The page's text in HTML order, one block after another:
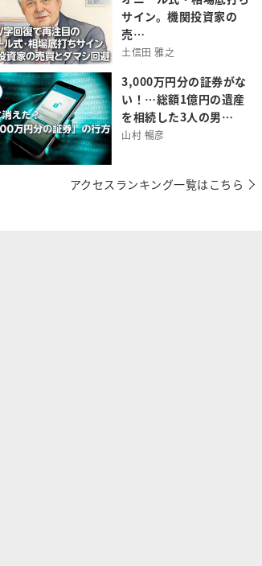
サイン。機関投資家の
売…
土信田 雅之
3,000万円分の証券がな
い！…総額1億円の遺産
を相続した3人の男…
山村 暢彦
アクセスランキング一覧はこちら